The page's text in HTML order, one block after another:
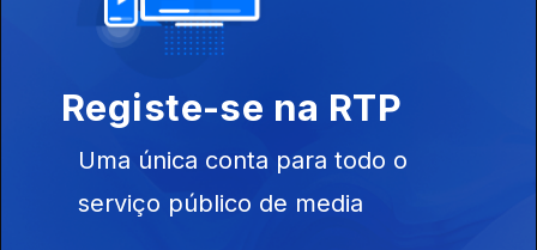
organizadores
da «Obra
Registe-se na RTP
Uma única conta para todo o
serviço público de media